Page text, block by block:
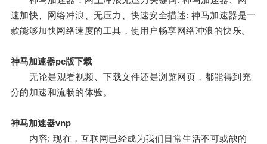
速加快、网络冲浪、无压力、快速安全描述: 神马加速器是一
款能够加快网络速度的工具，使用户畅享网络冲浪的快乐。
神马加速器pc版下载
无论是观看视频、下载文件还是浏览网页，都能得到充
分的加速和流畅的体验。
神马加速器vnp
内容: 现在，互联网已经成为我们日常生活不可或缺的